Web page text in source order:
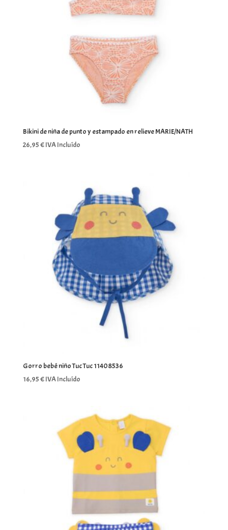
Bikini de niña de punto y estampado en relieve MARIE/NATH
26,95€IVA Incluído
Gorro bebé niño Tuc Tuc 11408536
16,95€IVA Incluído